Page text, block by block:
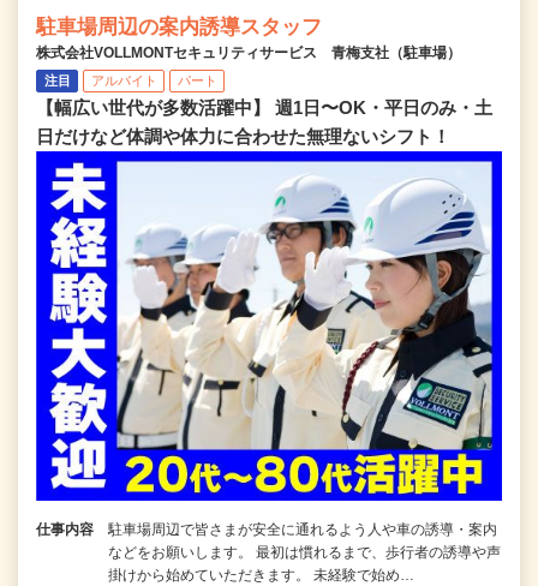
駐車場周辺の案内誘導スタッフ
株式会社VOLLMONTセキュリティサービス 青梅支社（駐車場）
注目 アルバイト パート
【幅広い世代が多数活躍中】 週1日〜OK・平日のみ・土
日だけなど体調や体力に合わせた無理ないシフト！
仕事内容
駐車場周辺で皆さまが安全に通れるよう人や車の誘導・案内
などをお願いします。 最初は慣れるまで、歩行者の誘導や声
掛けから始めていただきます。 未経験で始め…